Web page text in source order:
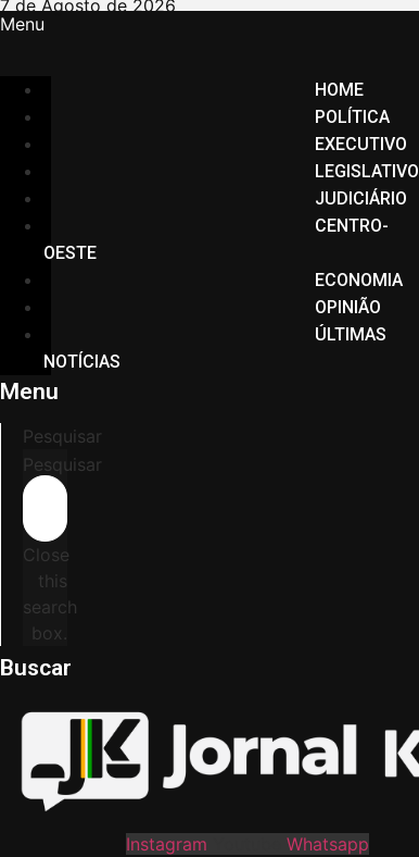
Ir
para
conteúdo
7 de Agosto de 2026
Menu
HOME
POLÍTICA
EXECUTIVO
LEGISLATIVO
JUDICIÁRIO
CENTRO-
OESTE
ECONOMIA
OPINIÃO
ÚLTIMAS
NOTÍCIAS
Menu
Pesquisar
Pesquisar
Close
this
search
box.
Buscar
Instagram
Whatsapp